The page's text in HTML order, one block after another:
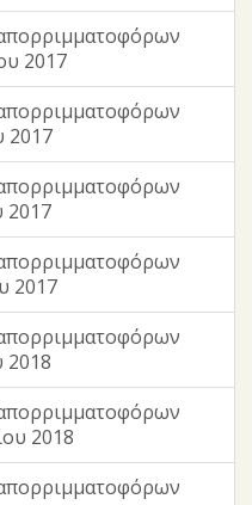
2017
2017
2017
2017
2018
2018